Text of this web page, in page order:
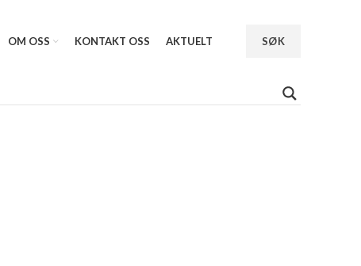
OM OSS KONTAKT OSS AKTUELT SØK